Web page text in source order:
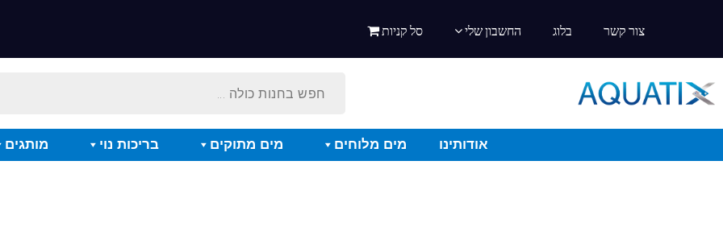
צור קשר בלוג החשבון שלי סל קניות
אודותינו מים מלוחים מים מתוקים בריכות נוי מותגים